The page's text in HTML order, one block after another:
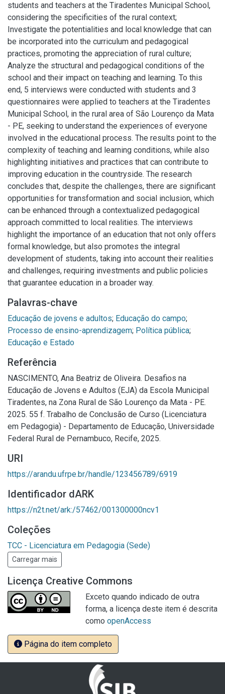
students and teachers at the Tiradentes Municipal School,
considering the specificities of the rural context;
Investigate the potentialities and local knowledge that can
be incorporated into the curriculum and pedagogical
practices, promoting the appreciation of rural culture;
Analyze the structural and pedagogical conditions of the
school and their impact on teaching and learning. To this
end, 5 interviews were conducted with students and 3
questionnaires were applied to teachers at the Tiradentes
Municipal School, in the rural area of São Lourenço da Mata
- PE, seeking to understand the experiences of everyone
involved in the educational process. The results point to the
complexity of teaching and learning conditions, while also
highlighting initiatives and practices that can contribute to
improving education in the countryside. The research
concludes that, despite the challenges, there are significant
opportunities for transformation and social inclusion, which
can be enhanced through a contextualized pedagogical
approach committed to local realities. The interviews
highlight the importance of an education that not only offers
formal knowledge, but also promotes the integral
development of students, taking into account their realities
and challenges, requiring investments and public policies
that guarantee education in a broader way.
Palavras-chave
Educação de jovens e adultos; Educação do campo;
Processo de ensino-aprendizagem; Política pública;
Educação e Estado
Referência
NASCIMENTO, Ana Beatriz de Oliveira. Desafios na
Educação de Jovens e Adultos (EJA) da Escola Municipal
Tiradentes, na Zona Rural de São Lourenço da Mata - PE.
2025. 55 f. Trabalho de Conclusão de Curso (Licenciatura
em Pedagogia) - Departamento de Educação, Universidade
Federal Rural de Pernambuco, Recife, 2025.
URI
https://arandu.ufrpe.br/handle/123456789/6919
Identificador dARK
https://n2t.net/ark:/57462/001300000ncv1
Coleções
TCC - Licenciatura em Pedagogia (Sede)
Carregar mais
Licença Creative Commons
Exceto quando indicado de outra
forma, a licença deste item é descrita
como openAccess
Página do item completo